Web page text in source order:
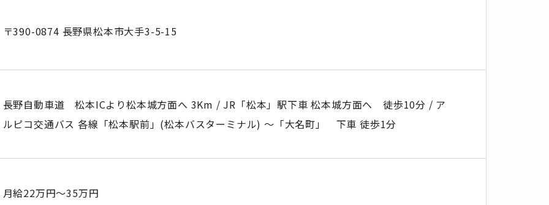
〒390-0874 長野県松本市大手3-5-15
長野自動車道 松本ICより松本城方面へ 3Km / JR「松本」駅下車 松本城方面へ 徒歩10分 / ア
ルピコ交通バス 各線「松本駅前」(松本バスターミナル) ～「大名町」 下車 徒歩1分
月給22万円～35万円